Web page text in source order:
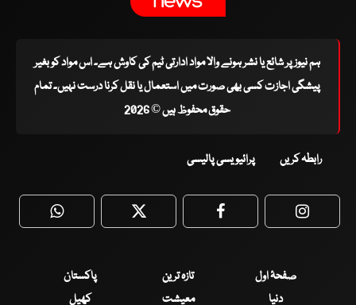
ہم نیوز پر شائع یا نشر ہونے والا مواد ادارتی ٹیم کی کاوش ہے۔ اس مواد کو بغیر
پیشگی اجازت کسی بھی صورت میں استعمال یا نقل کرنا درست نہیں۔ تمام
حقوق محفوظ ہیں © 2026
رابطہ کریں پرائیویسی پالیسی
WhatsApp Twitter Facebook
صفحۂ اول تازہ ترین
پاکستان
دنیا
معیشت کھیل